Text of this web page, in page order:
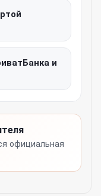
и
официальная